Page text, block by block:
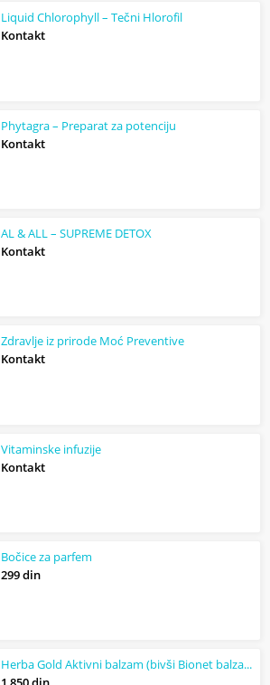
Liquid Chlorophyll – Tečni Hlorofil
Kontakt
Phytagra – Preparat za potenciju
Kontakt
AL & ALL – SUPREME DETOX
Kontakt
Zdravlje iz prirode Moć Preventive
Kontakt
Vitaminske infuzije
Kontakt
Bočice za parfem
299 din
Herba Gold Aktivni balzam (bivši Bionet balzam)